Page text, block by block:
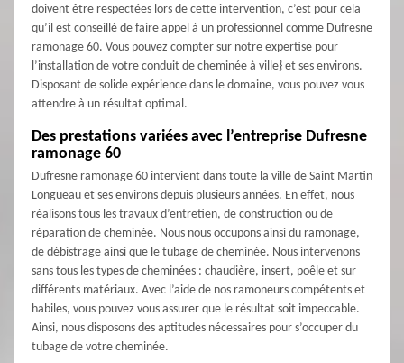
doivent être respectées lors de cette intervention, c’est pour cela
qu’il est conseillé de faire appel à un professionnel comme Dufresne
ramonage 60. Vous pouvez compter sur notre expertise pour
l’installation de votre conduit de cheminée à ville} et ses environs.
Disposant de solide expérience dans le domaine, vous pouvez vous
attendre à un résultat optimal.
Des prestations variées avec l’entreprise Dufresne
ramonage 60
Dufresne ramonage 60 intervient dans toute la ville de Saint Martin
Longueau et ses environs depuis plusieurs années. En effet, nous
réalisons tous les travaux d’entretien, de construction ou de
réparation de cheminée. Nous nous occupons ainsi du ramonage,
de débistrage ainsi que le tubage de cheminée. Nous intervenons
sans tous les types de cheminées : chaudière, insert, poêle et sur
différents matériaux. Avec l’aide de nos ramoneurs compétents et
habiles, vous pouvez vous assurer que le résultat soit impeccable.
Ainsi, nous disposons des aptitudes nécessaires pour s’occuper du
tubage de votre cheminée.